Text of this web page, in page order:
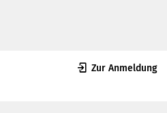
Zur Anmeldung